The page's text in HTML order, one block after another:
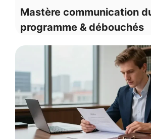
Mastère communication
programme & débouchés